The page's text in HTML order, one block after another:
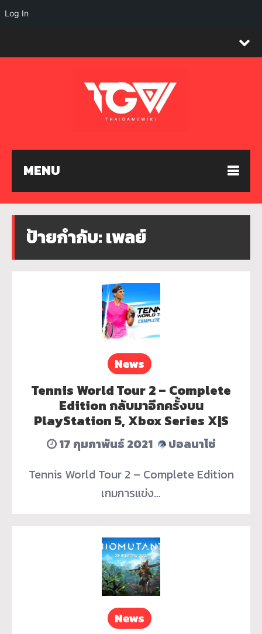
MENU
ป้ายกำกับ:เพลย์
News
Tennis World Tour 2 – Complete
Edition กลับมาอีกครั้งบน
PlayStation 5, Xbox Series X|S
17 กุมภาพันธ์ 2021
ปอลนาโช่
Tennis World Tour 2 – Complete Edition
เกมการแข่ง…
News
Log In